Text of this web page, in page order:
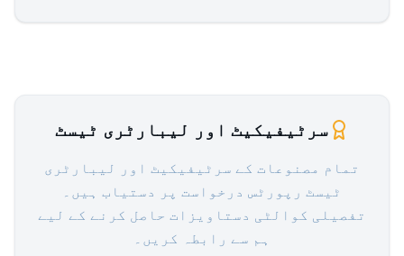
سرٹیفیکیٹ اور لیبارٹری ٹیسٹ
تمام مصنوعات کے سرٹیفیکیٹ اور لیبارٹری
ٹیسٹ رپورٹس درخواست پر دستیاب ہیں۔
تفصیلی کوالٹی دستاویزات حاصل کرنے کے لیے
ہم سے رابطہ کریں۔